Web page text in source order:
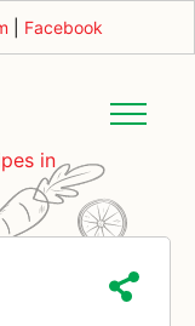
Facebook
in